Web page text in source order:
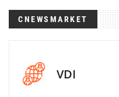
CNEWSMARKET
VDI